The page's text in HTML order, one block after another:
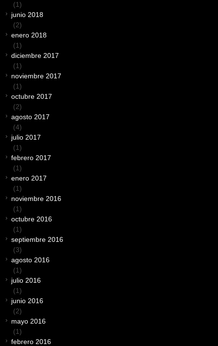
(1)
junio 2018
(2)
enero 2018
(1)
diciembre 2017
(1)
noviembre 2017
(1)
octubre 2017
(2)
agosto 2017
(4)
julio 2017
(1)
febrero 2017
(1)
enero 2017
(1)
noviembre 2016
(1)
octubre 2016
(1)
septiembre 2016
(3)
agosto 2016
(1)
julio 2016
(1)
junio 2016
(2)
mayo 2016
(1)
febrero 2016